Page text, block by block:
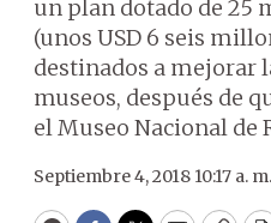
un plan dotado de 25
(unos USD 6 seis
destinados a mejorar
museos, después de
el Museo Nacional de
Septiembre 4, 2018 10:17 a. m.